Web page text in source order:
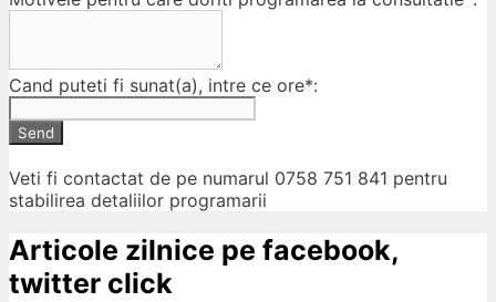
Cand puteti fi sunat(a), intre ce ore*:
Send
Veti fi contactat de pe numarul 0758 751 841 pentru
stabilirea detaliilor programarii
Articole zilnice pe facebook,
twitter click